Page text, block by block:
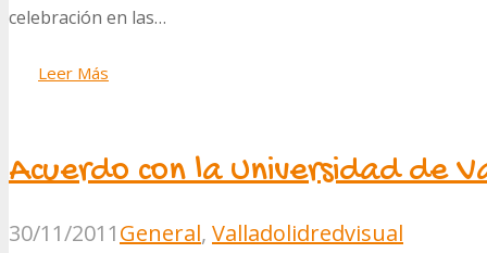
celebración en las…
Leer Más
Acuerdo con la Universidad de
30/11/2011General, Valladolidredvisual